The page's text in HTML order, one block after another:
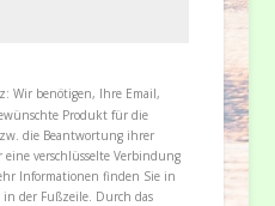
Wir benötigen, Ihre Email,
Produkt für die
die Beantwortung ihrer
verschlüsselte Verbindung
Informationen finden Sie in
der Fußzeile. Durch das